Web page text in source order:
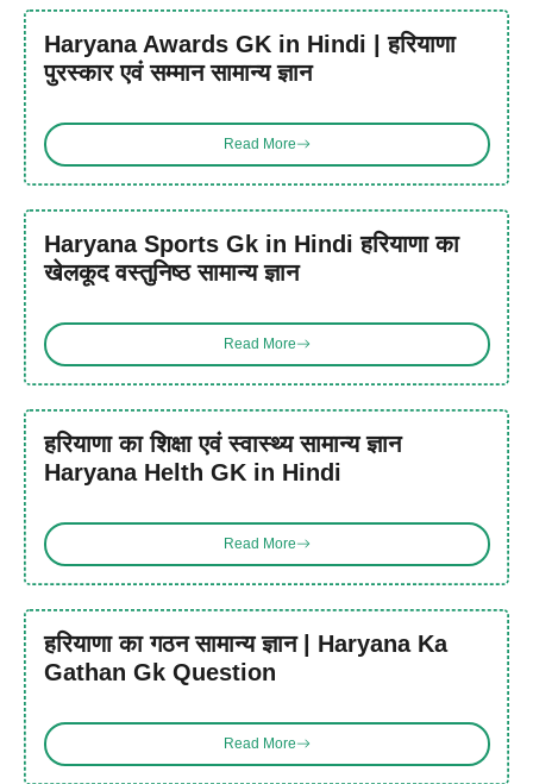
Haryana Awards GK in Hindi | हरियाणा
पुरस्कार एवं सम्मान सामान्य ज्ञान
Read More
Haryana Sports Gk in Hindi हरियाणा का
खेलकूद वस्तुनिष्ठ सामान्य ज्ञान
Read More
हरियाणा का शिक्षा एवं स्वास्थ्य सामान्य ज्ञान
Haryana Helth GK in Hindi
Read More
हरियाणा का गठन सामान्य ज्ञान | Haryana Ka
Gathan Gk Question
Read More